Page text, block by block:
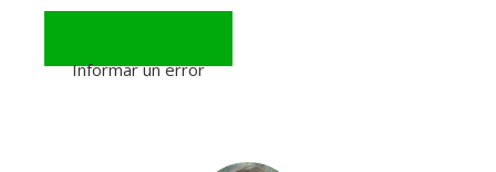
Informar un error